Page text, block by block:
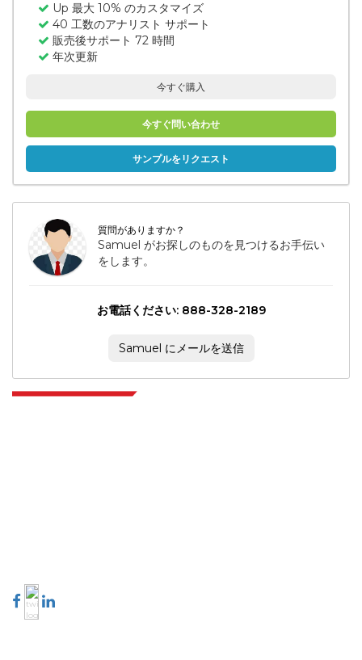
Up 最大 10% のカスタマイズ
40 工数のアナリスト サポート
販売後サポート 72 時間
年次更新
今すぐ購入
今すぐ問い合わせ
サンプルをリクエスト
質問がありますか？
Samuel がお探しのものを見つけるお手伝い
をします。
お電話ください: 888-328-2189
Samuel にメールを送信